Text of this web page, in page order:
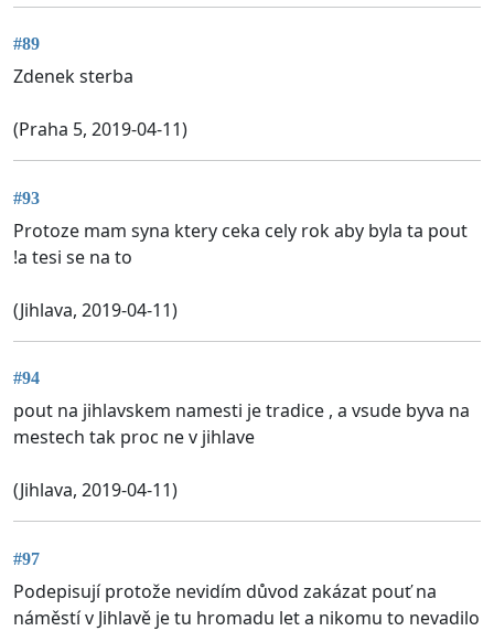
#89
Zdenek sterba
(Praha 5, 2019-04-11)
#93
Protoze mam syna ktery ceka cely rok aby byla ta pout
!a tesi se na to
(Jihlava, 2019-04-11)
#94
pout na jihlavskem namesti je tradice , a vsude byva na
mestech tak proc ne v jihlave
(Jihlava, 2019-04-11)
#97
Podepisují protože nevidím důvod zakázat pouť na
náměstí v Jihlavě je tu hromadu let a nikomu to nevadilo